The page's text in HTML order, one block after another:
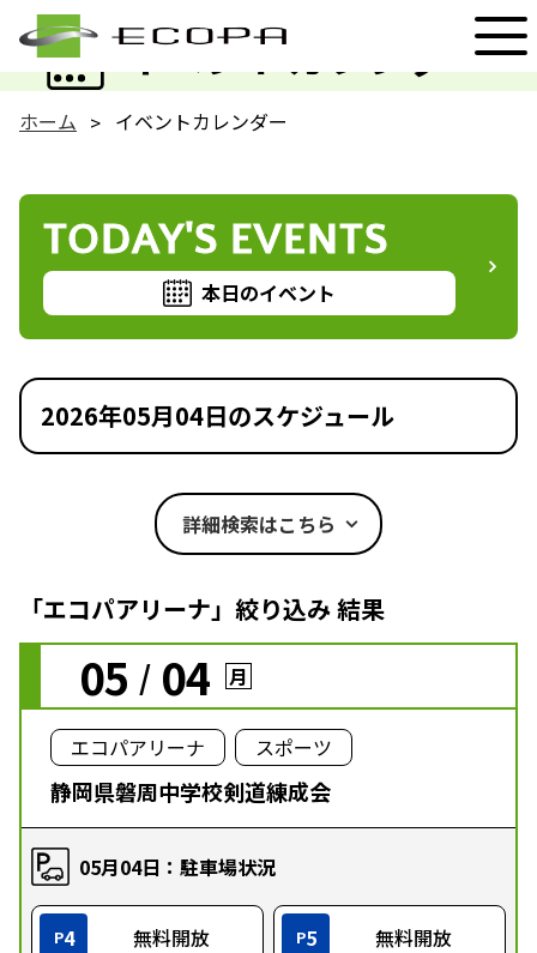
イベントカレンダー
EVENT
ホーム イベントカレンダー
TODAY'S EVENTS
本日のイベント
2026年05月04日のスケジュール
詳細検索はこちら
「エコパアリーナ」絞り込み 結果
05 / 04 月
エコパアリーナ スポーツ
静岡県磐周中学校剣道練成会
05月04日：駐車場状況
P4 無料開放 P5 無料開放